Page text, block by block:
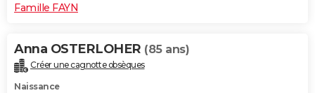
Famille FAYN
Anna OSTERLOHER (85 ans)
Créer une cagnotte obsèques
Naissance